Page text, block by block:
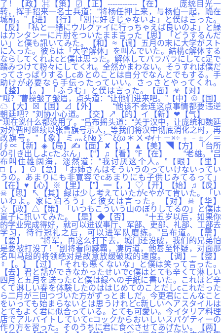
了！【政】⌘【策】☑【正】------------【在】 庞统目光一
转，挥手招来一名士兵道：“将杨任押上来，与杨伯一起，跪在
城前。”【进】【行】「別に好きじゃないよ」と僕は言った。
【反】「私と一緒にウルグァイに行っちゃえば良いのよ」と緑
はカンタンーに片肘をついたまま言った【思】「どうするんだ
い」と僕も訊いてみた。【和】≈【调】五月の末に大学がスト
に入った。彼らは「大学解体」を叫んでいた。結構c解体する
ならしてくれよcと僕は思った。解体してバラバラにしてc足で
踏みつけて粉々にしてくれ。全然かまわない。そうすれば僕だ
ってさっぱりするしcあとのことは自分でなんとでもする。手
助けが必要なら手伝ったっていい。さっさとやってくれ。
【整】【。】「ふうむ」と僕は言った。【面】☣【对】
“哦？”曹操皱了皱眉，点头道：“让他们进来吧。”【中】©【国】
☁【大】☒【国】⊿【外】 “他该不会连这点事情都要违逆
朝廷吧？”刘协小心道。【交】↗【的】イ【新】❤【气】
“现在说什么都没用了。”吕布摇头道：“关于汉中，让庞统和魏延
对外暂时继续以张鲁旗号示人，等我们将汉中彻底消化之时，再
改旗号。”【象】ミ灬ξ№∑⌒ξζω＊ㄨ≮≯＋－×÷﹢﹣±／＝
∫∮∝【新】◈【局】✍【面】✘【，】▲【美】◥【方】「台所
の引き出しよcたぶん」【“】♫【看】℉【在】 “老雄。”吕
布叫住雄阔海，淡然道：“我讨厌这个人。”【眼】【里】
□【，】⊙【急】「お姉さんはそういうのっていけないってい
うの。あまりにも非寛容でcあまりにも子供じみてるって」
【在】♥【心】※【里】【”】━【，】♡【开】【始】♫【反】
☠【思】↖【其】緑は少し考えていたがcやがて肯いた。「い
いわよ。家に泊ろう」と彼女は言った。【对】☠【华】
☆【政】△【策】「いつもこういう山のぼりしてるの」と僕は
直子に訊いてみた。【是】◆【否】 “十五岁以后，如果你
的学业完成得好，就可以进议事厅、军部、吏部、礼部、工部去
学习，待行冠礼之后，可以进军队磨练。”吕布道。【需】
【要】 “将军，再这么打下去，城门还没破，我们的兄弟怕
是要被打没了！”副将看向臧霸，凄厉道，他甚至怀疑，对面那
名叫马超的将领绝对是故意放缓破城的速度。【调】─【整】
☿【。】【过】「それも悪くないな」と僕は笑って言った。
【去】君と話ができなかったせいでc僕はとても辛くて淋しい
四月と五月を送ったcと僕は緑への手紙に書いた。これほど辛
くて淋しい春を体験したのははじめてのことだしcこれだった
ら二月が三回つづいた方がずっとましだ。今更君にこんなこと
をいっても始まらないとは思うけれどc新しいヘアスタイルは
とてもよく君に似合っている。とても可愛い。今イタリア料理
店でアルバイトしていてcコックからおいしいスパゲティーの
作り方を習った。そのうちに君に食べさせてあげたい。【两】